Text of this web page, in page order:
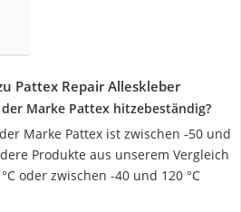
Pattex Repair Alleskleber
Marke Pattex hitzebeständig?
Marke Pattex ist zwischen -50 und
Produkte aus unserem Vergleich
oder zwischen -40 und 120 °C